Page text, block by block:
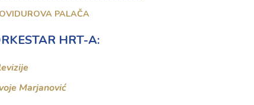
PALAČA
HRT-A:
Marjanović